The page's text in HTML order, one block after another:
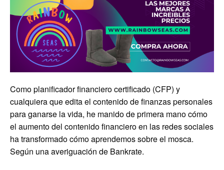
Como planificador financiero certificado (CFP) y
cualquiera que edita el contenido de finanzas personales
para ganarse la vida, he manido de primera mano cómo
el aumento del contenido financiero en las redes sociales
ha transformado cómo aprendemos sobre el mosca.
Según una averiguación de Bankrate.